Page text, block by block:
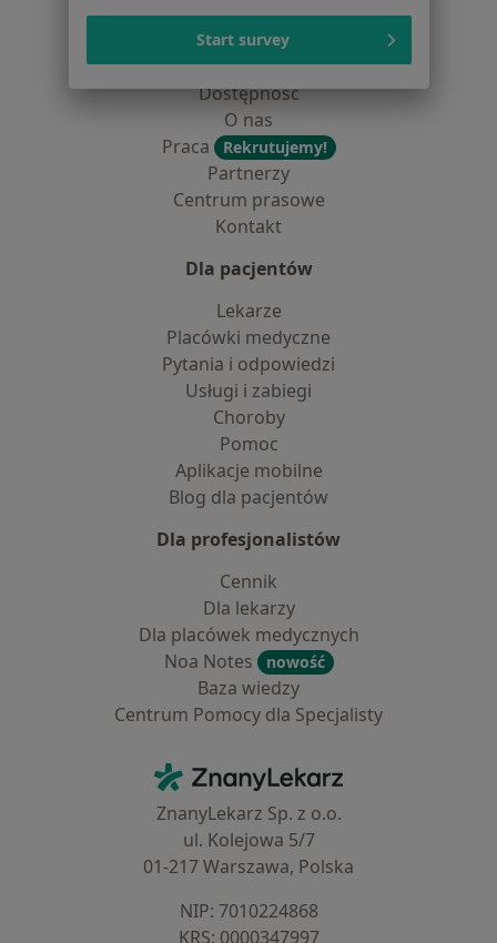
dane pozyskaliśmy samodzielnie
Polityka cookies
Jak działają wyniki wyszukiwania
Dostępność
O nas
Praca
Rekrutujemy!
Partnerzy
Centrum prasowe
Kontakt
Dla pacjentów
Lekarze
Placówki medyczne
Pytania i odpowiedzi
Usługi i zabiegi
Choroby
Pomoc
Aplikacje mobilne
Blog dla pacjentów
Dla profesjonalistów
Cennik
Dla lekarzy
Dla placówek medycznych
Noa Notes
nowość
Baza wiedzy
Centrum Pomocy dla Specjalisty
ZnanyLekarz - Strona główna
ZnanyLekarz Sp. z o.o.
ul. Kolejowa 5/7
01-217 Warszawa, Polska
NIP: ⁠7010224868
KRS: ⁠0000347997
Start survey